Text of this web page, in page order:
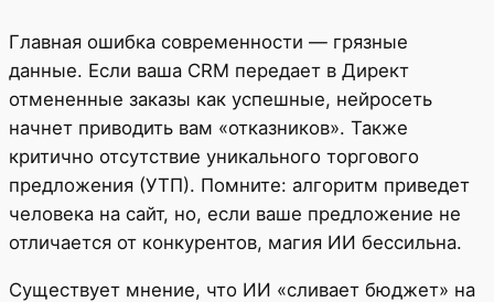
Главная ошибка современности — грязные
данные. Если ваша CRM передает в Директ
отмененные заказы как успешные, нейросеть
начнет приводить вам «отказников». Также
критично отсутствие уникального торгового
предложения (УТП). Помните: алгоритм приведет
человека на сайт, но, если ваше предложение не
отличается от конкурентов, магия ИИ бессильна.
Существует мнение, что ИИ «сливает бюджет» на